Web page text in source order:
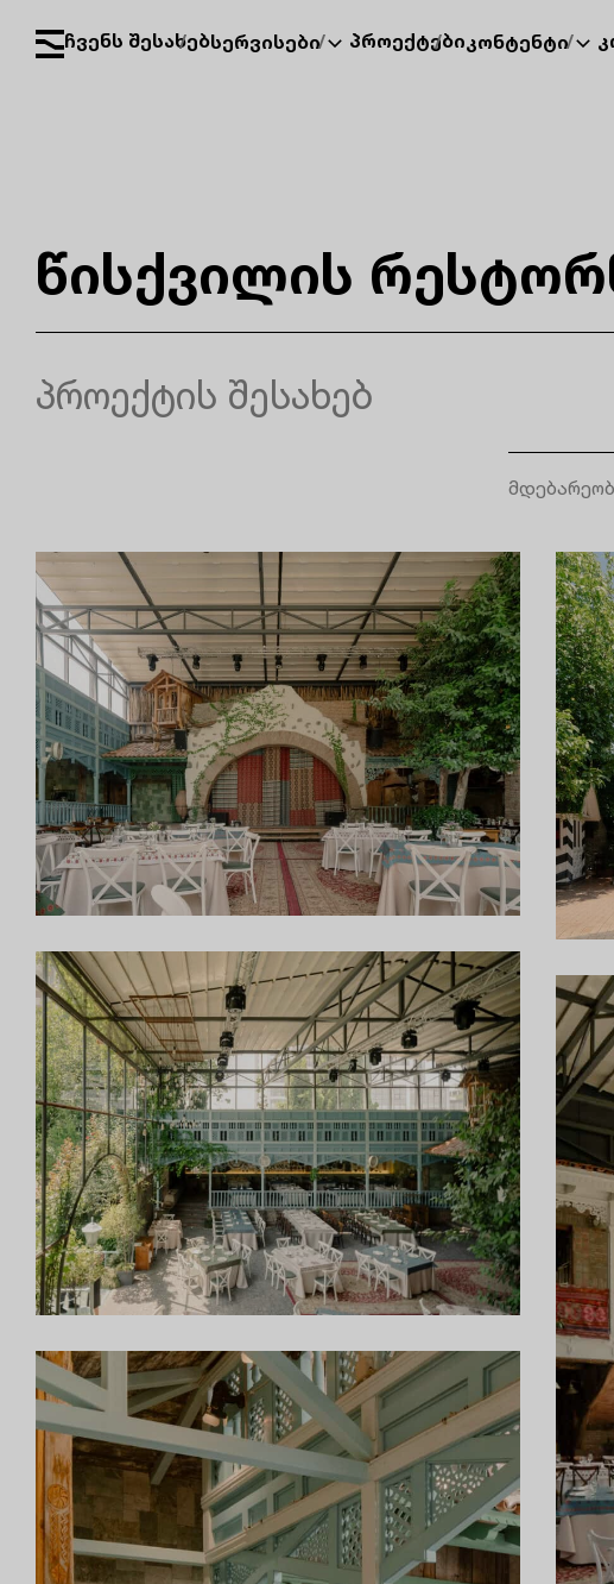
ჩვენს შესახებსერვისები პროექტებიკონტენტი
წისქვილის
პროექტის შესახებ